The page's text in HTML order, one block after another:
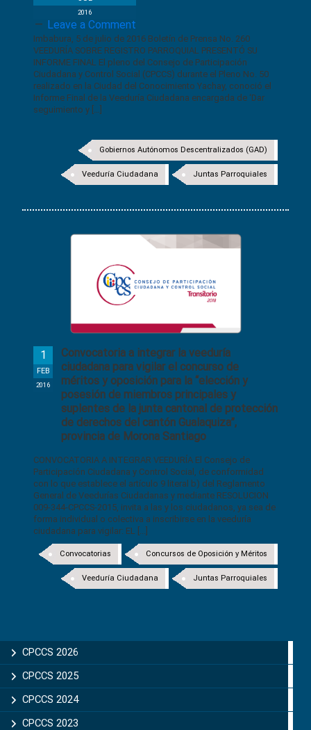
2016
Leave a Comment
Imbabura, 5 de julio de 2016 Boletín de Prensa No. 260
VEEDURÍA SOBRE REGISTRO PARROQUIAL PRESENTÓ SU
INFORME FINAL El pleno del Consejo de Participación
Ciudadana y Control Social (CPCCS) durante el Pleno No. 50
realizado en la Ciudad del Conocimiento Yachay, conoció el
Informe Final de la Veeduría Ciudadana encargada de ‘Dar
seguimiento y […]
Gobiernos Autónomos Descentralizados (GAD)
Juntas Parroquiales
Veeduría Ciudadana
Convocatoria a integrar la veeduría
ciudadana para vigilar el concurso de
méritos y oposición para la “elección y
posesión de miembros principales y
suplentes de la junta cantonal de protección
de derechos del cantón Gualaquiza”,
provincia de Morona Santiago
1
FEB
2016
CONVOCATORIA A INTEGRAR VEEDURÍA El Consejo de
Participación Ciudadana y Control Social, de conformidad
con lo que establece el artículo 9 literal b) del Reglamento
General de Veedurías Ciudadanas y mediante RESOLUCION
009-344-CPCCS-2015, invita a las y los ciudadanos, ya sea de
forma individual o colectiva a inscribirse en la veeduría
ciudadana para vigilar: EL [...]
Concursos de Oposición y Méritos
Convocatorias
Juntas Parroquiales
Veeduría Ciudadana
CPCCS 2026
CPCCS 2025
CPCCS 2024
CPCCS 2023